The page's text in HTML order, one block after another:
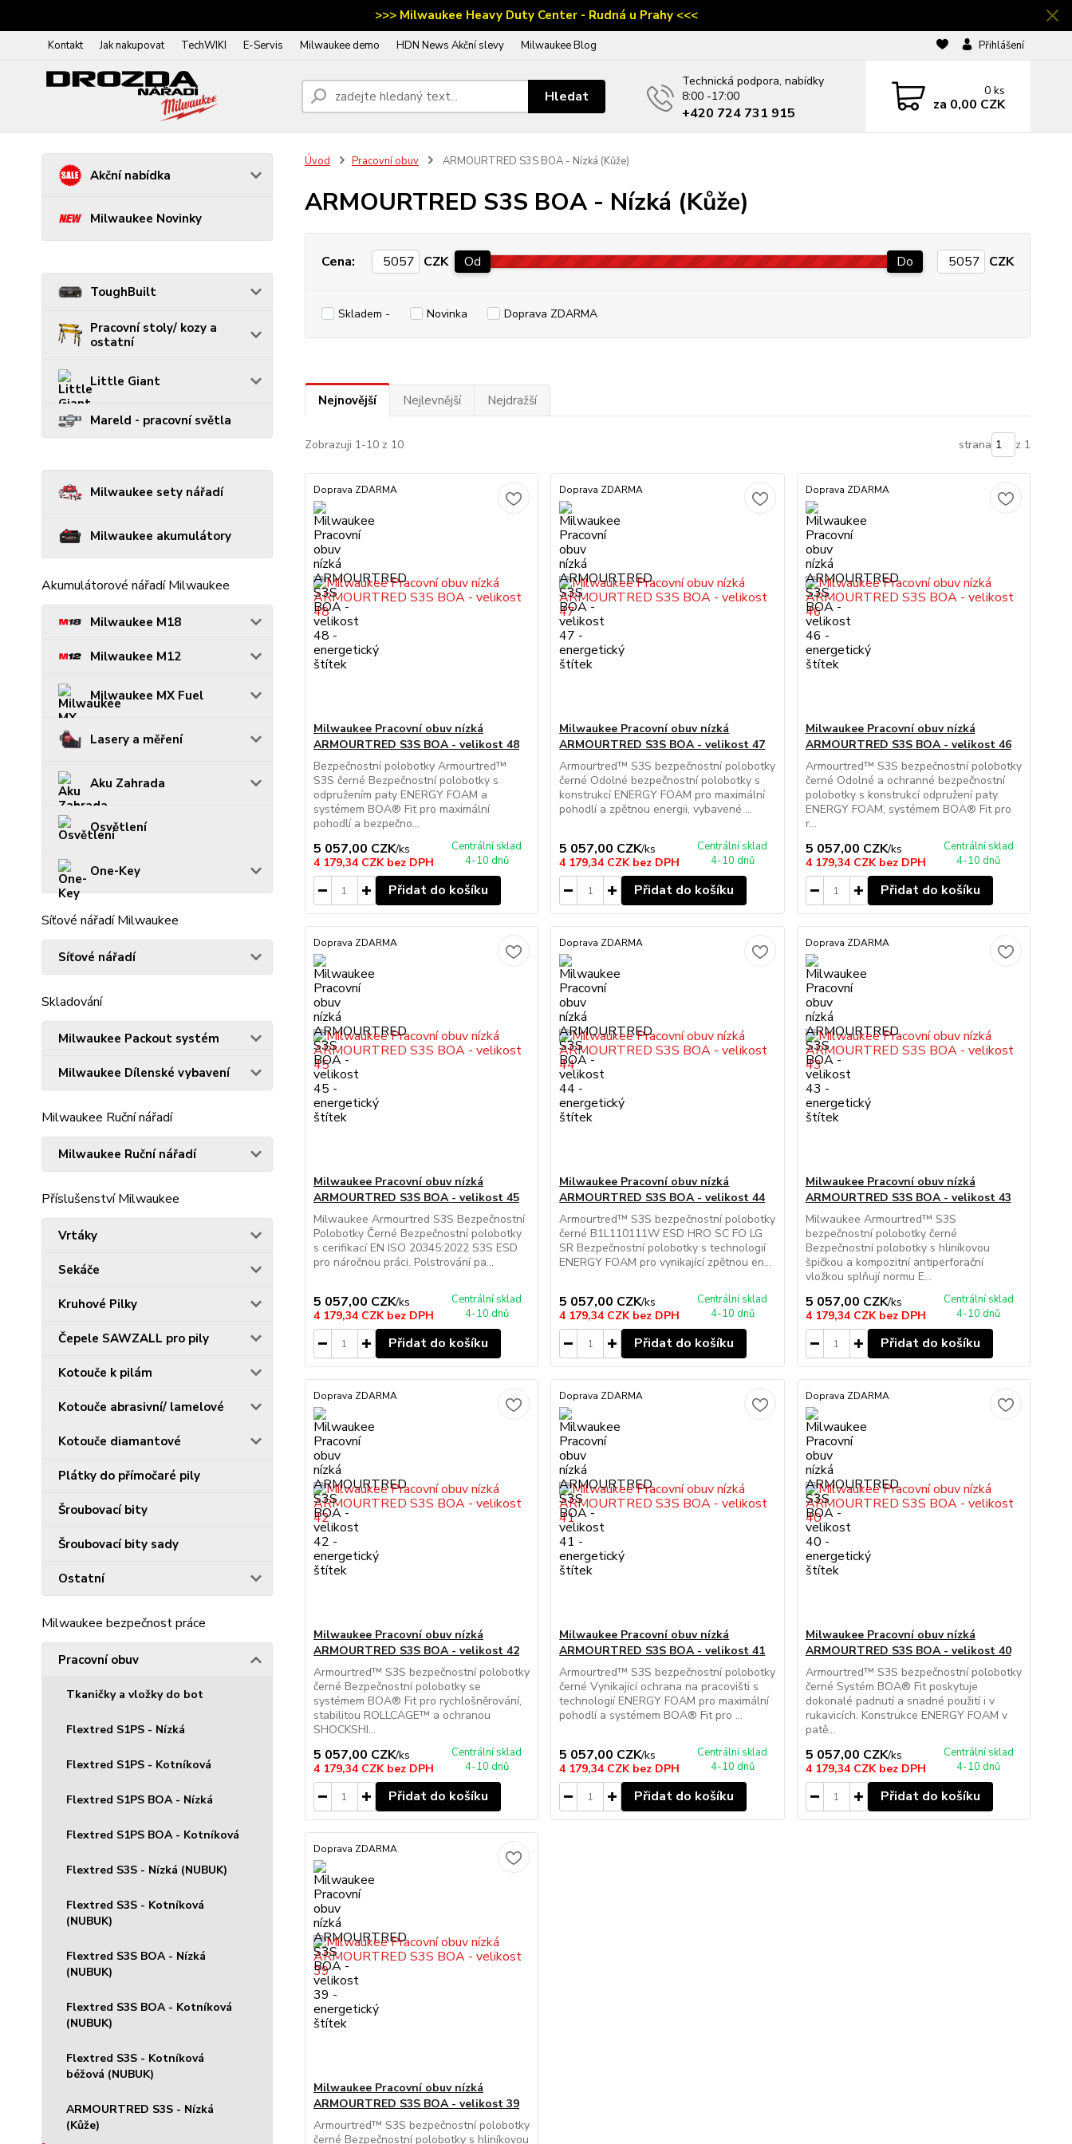
>>> Milwaukee Heavy Duty Center - Rudná u Prahy <<<
Kontakt Jak nakupovat TechWIKI E-Servis Milwaukee demo HDN News Akční slevy Milwaukee Blog Přihlášení
Hledat
Technická podpora, nabídky
8:00 -17:00
‭+420 724 731 915
0 ks
za 0,00 CZK
Akční nabídka
Milwaukee Novinky
ToughBuilt
Pracovní stoly/ kozy a
ostatní
Little Giant
Mareld - pracovní světla
Milwaukee sety nářadí
Milwaukee akumulátory
Akumulátorové nářadí Milwaukee
Milwaukee M18
Milwaukee M12
Milwaukee MX Fuel
Lasery a měření
Aku Zahrada
Osvětlení
One-Key
Síťové nářadí Milwaukee
Síťové nářadí
Skladování
Milwaukee Packout systém
Milwaukee Dílenské vybavení
Milwaukee Ruční nářadí
Milwaukee Ruční nářadí
Příslušenství Milwaukee
Vrtáky
Sekáče
Kruhové Pilky
Čepele SAWZALL pro pily
Kotouče k pilám
Kotouče abrasivní/ lamelové
Kotouče diamantové
Plátky do přímočaré pily
Šroubovací bity
Šroubovací bity sady
Ostatní
Milwaukee bezpečnost práce
Pracovní obuv
Tkaničky a vložky do bot
Flextred S1PS - Nízká
Flextred S1PS - Kotníková
Flextred S1PS BOA - Nízká
Flextred S1PS BOA - Kotníková
Flextred S3S - Nízká (NUBUK)
Flextred S3S - Kotníková
(NUBUK)
Flextred S3S BOA - Nízká
(NUBUK)
Flextred S3S BOA - Kotníková
(NUBUK)
Flextred S3S - Kotníková
béžová (NUBUK)
ARMOURTRED S3S - Nízká
(Kůže)
Úvod Pracovní obuv ARMOURTRED S3S BOA - Nízká (Kůže)
ARMOURTRED S3S BOA - Nízká (Kůže)
Cena: CZK Od Do CZK
Skladem - Novinka Doprava ZDARMA
Nejnovější Nejlevnější Nejdražší
Zobrazuji 1-10 z 10 strana z 1
Doprava ZDARMA
Milwaukee Pracovní obuv nízká
ARMOURTRED S3S BOA - velikost 48
Bezpečnostní polobotky Armourtred™
S3S černé Bezpečnostní polobotky s
odpružením paty ENERGY FOAM a
systémem BOA® Fit pro maximální
pohodlí a bezpečno...
5 057,00 CZK/ks
4 179,34 CZK bez DPH
Centrální sklad
4-10 dnů
Přidat do košíku
Doprava ZDARMA
Milwaukee Pracovní obuv nízká
ARMOURTRED S3S BOA - velikost 47
Armourtred™ S3S bezpečnostní polobotky
černé Odolné bezpečnostní polobotky s
konstrukcí ENERGY FOAM pro maximální
pohodlí a zpětnou energii, vybavené ...
5 057,00 CZK/ks
4 179,34 CZK bez DPH
Centrální sklad
4-10 dnů
Přidat do košíku
Doprava ZDARMA
Milwaukee Pracovní obuv nízká
ARMOURTRED S3S BOA - velikost 46
Armourtred™ S3S bezpečnostní polobotky
černé Odolné a ochranné bezpečnostní
polobotky s konstrukcí odpružení paty
ENERGY FOAM, systémem BOA® Fit pro
r...
5 057,00 CZK/ks
4 179,34 CZK bez DPH
Centrální sklad
4-10 dnů
Přidat do košíku
Doprava ZDARMA
Milwaukee Pracovní obuv nízká
ARMOURTRED S3S BOA - velikost 45
Milwaukee Armourtred S3S Bezpečnostní
Polobotky Černé Bezpečnostní polobotky
s cerifikací EN ISO 20345:2022 S3S ESD
pro náročnou práci. Polstrování pa...
5 057,00 CZK/ks
4 179,34 CZK bez DPH
Centrální sklad
4-10 dnů
Přidat do košíku
Doprava ZDARMA
Milwaukee Pracovní obuv nízká
ARMOURTRED S3S BOA - velikost 44
Armourtred™ S3S bezpečnostní polobotky
černé B1L110111W ESD HRO SC FO LG
SR Bezpečnostní polobotky s technologií
ENERGY FOAM pro vynikající zpětnou en...
5 057,00 CZK/ks
4 179,34 CZK bez DPH
Centrální sklad
4-10 dnů
Přidat do košíku
Doprava ZDARMA
Milwaukee Pracovní obuv nízká
ARMOURTRED S3S BOA - velikost 43
Milwaukee Armourtred™ S3S
bezpečnostní polobotky černé
Bezpečnostní polobotky s hliníkovou
špičkou a kompozitní antiperforační
vložkou splňují normu E...
5 057,00 CZK/ks
4 179,34 CZK bez DPH
Centrální sklad
4-10 dnů
Přidat do košíku
Doprava ZDARMA
Milwaukee Pracovní obuv nízká
ARMOURTRED S3S BOA - velikost 42
Armourtred™ S3S bezpečnostní polobotky
černé Bezpečnostní polobotky se
systémem BOA® Fit pro rychlošněrování,
stabilitou ROLLCAGE™ a ochranou
SHOCKSHI...
5 057,00 CZK/ks
4 179,34 CZK bez DPH
Centrální sklad
4-10 dnů
Přidat do košíku
Doprava ZDARMA
Milwaukee Pracovní obuv nízká
ARMOURTRED S3S BOA - velikost 41
Armourtred™ S3S bezpečnostní polobotky
černé Vynikající ochrana na pracovišti s
technologií ENERGY FOAM pro maximální
pohodlí a systémem BOA® Fit pro ...
5 057,00 CZK/ks
4 179,34 CZK bez DPH
Centrální sklad
4-10 dnů
Přidat do košíku
Doprava ZDARMA
Milwaukee Pracovní obuv nízká
ARMOURTRED S3S BOA - velikost 40
Armourtred™ S3S bezpečnostní polobotky
černé Systém BOA® Fit poskytuje
dokonalé padnutí a snadné použití i v
rukavicích. Konstrukce ENERGY FOAM v
patě...
5 057,00 CZK/ks
4 179,34 CZK bez DPH
Centrální sklad
4-10 dnů
Přidat do košíku
Doprava ZDARMA
Milwaukee Pracovní obuv nízká
ARMOURTRED S3S BOA - velikost 39
Armourtred™ S3S bezpečnostní polobotky
černé Bezpečnostní polobotky s hliníkovou